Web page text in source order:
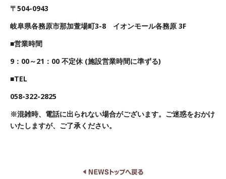
〒504-0943
岐阜県各務原市那加萱場町3-8 イオンモール各務原 3F
■営業時間
9：00～21：00 不定休 (施設営業時間に準ずる)
■TEL
058-322-2825
※混雑時、電話に出られない場合がございます。ご迷惑をおかけ
いたしますが、ご了承ください。